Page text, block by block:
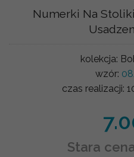
Numerki Na
kolekcja:
wzór:
czas realizacji:
Stara